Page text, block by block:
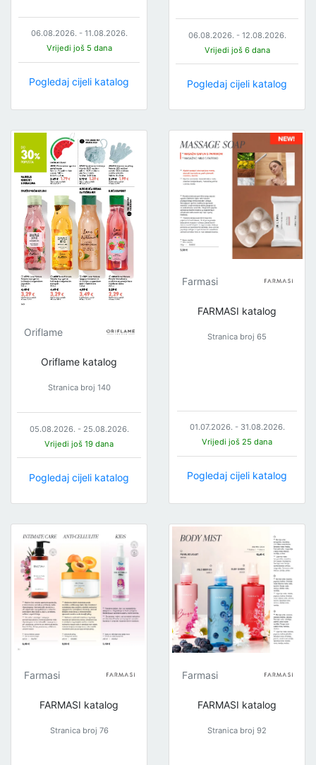
06.08.2026. - 11.08.2026.
Vrijedi još 5 dana
Pogledaj cijeli katalog
06.08.2026. - 12.08.2026.
Vrijedi još 6 dana
Pogledaj cijeli katalog
Oriflame
Oriflame katalog
Stranica broj 140
05.08.2026. - 25.08.2026.
Vrijedi još 19 dana
Pogledaj cijeli katalog
Farmasi
FARMASI katalog
Stranica broj 65
01.07.2026. - 31.08.2026.
Vrijedi još 25 dana
Pogledaj cijeli katalog
Farmasi
FARMASI katalog
Stranica broj 76
Farmasi
FARMASI katalog
Stranica broj 92